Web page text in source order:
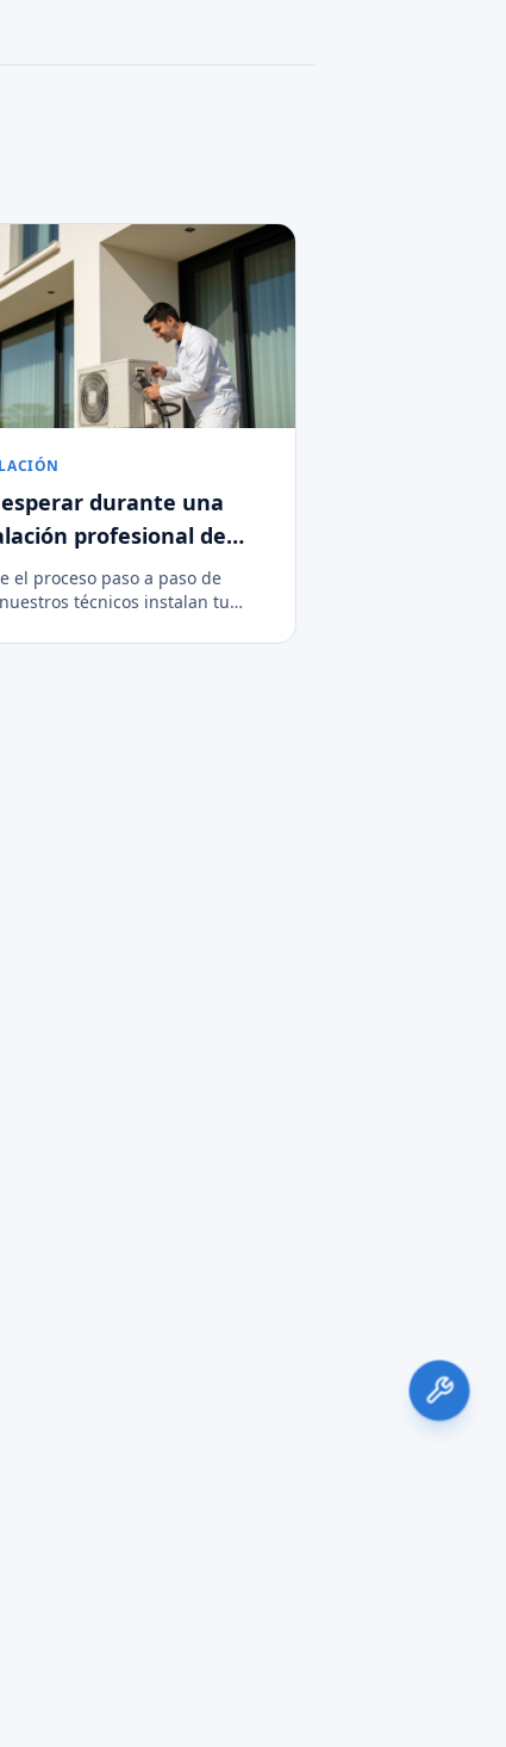
durante una
profesional de
el proceso paso a paso de
técnicos instalan tu
segura y eficiente.